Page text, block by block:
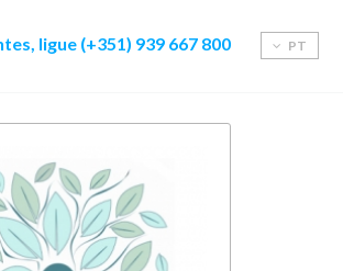
PT
ligue (+351) 939 667 800